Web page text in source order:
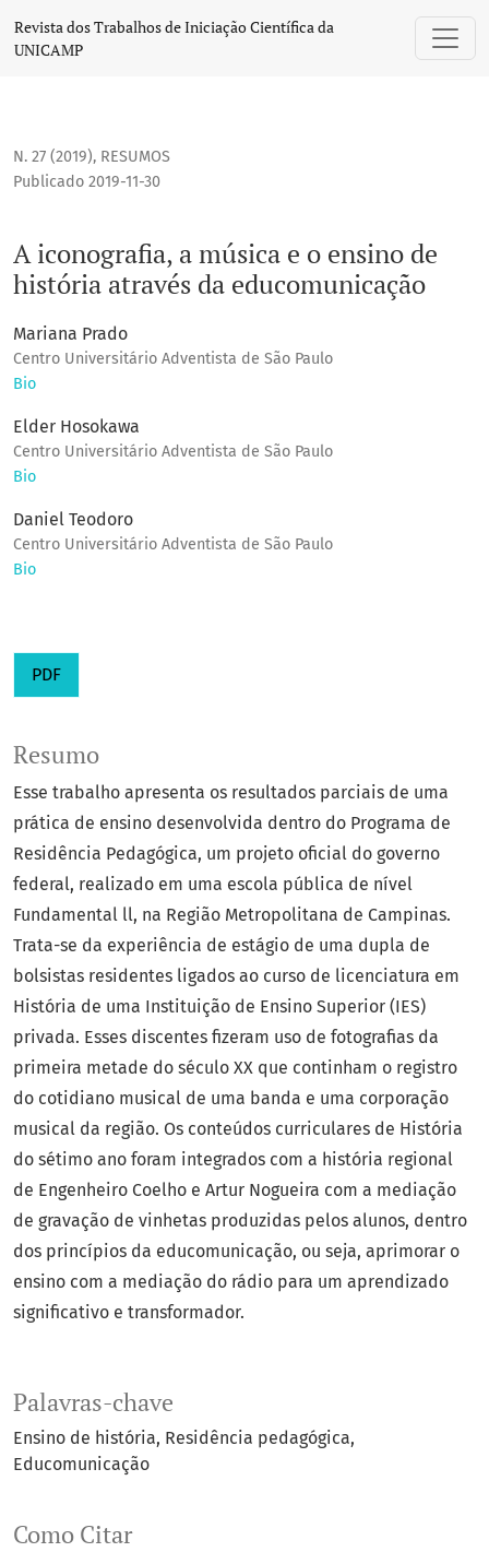
A iconografia, a música e o ensino de história através da
Revista dos Trabalhos de Iniciação Científica da
UNICAMP
N. 27 (2019), RESUMOS
A iconografia, a música e o ensino de
história através da educomunicação
Publicado 2019-11-30
Mariana Prado
Centro Universitário Adventista de São Paulo
Bio
Elder Hosokawa
Centro Universitário Adventista de São Paulo
Bio
Daniel Teodoro
Centro Universitário Adventista de São Paulo
Bio
PDF
Palavras-chave
Ensino de história Residência pedagógica
Educomunicação
Como Citar
Resumo
Esse trabalho apresenta os resultados parciais de uma
prática de ensino desenvolvida dentro do Programa de
Residência Pedagógica, um projeto oficial do governo
federal, realizado em uma escola pública de nível
Fundamental ll, na Região Metropolitana de Campinas.
Trata-se da experiência de estágio de uma dupla de
bolsistas residentes ligados ao curso de licenciatura em
História de uma Instituição de Ensino Superior (IES)
privada. Esses discentes fizeram uso de fotografias da
primeira metade do século XX que continham o registro
do cotidiano musical de uma banda e uma corporação
musical da região. Os conteúdos curriculares de História
do sétimo ano foram integrados com a história regional
de Engenheiro Coelho e Artur Nogueira com a mediação
de gravação de vinhetas produzidas pelos alunos, dentro
dos princípios da educomunicação, ou seja, aprimorar o
ensino com a mediação do rádio para um aprendizado
significativo e transformador.